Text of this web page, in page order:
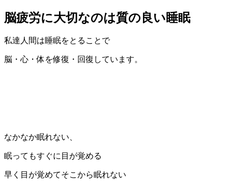
脳疲労に大切なのは質の良い睡眠
私達人間は睡眠をとることで
脳・心・体を修復・回復しています。
なかなか眠れない、
眠ってもすぐに目が覚める
早く目が覚めてそこから眠れない